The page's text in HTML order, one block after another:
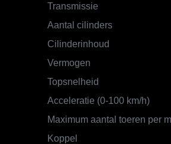
Transmissie
Aantal cilinders
Cilinderinhoud
Vermogen
Topsnelheid
Acceleratie (0-100 km/h)
Maximum aantal toeren per
Koppel